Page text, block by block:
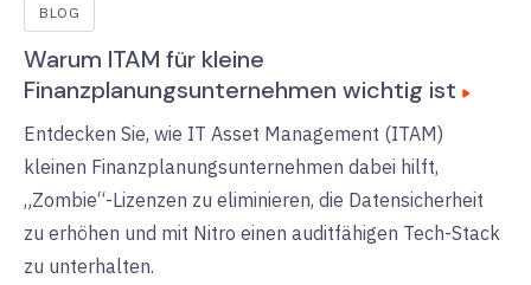
BLOG
Warum ITAM für kleine
Finanzplanungsunternehmen wichtig ist
Entdecken Sie, wie IT Asset Management (ITAM)
kleinen Finanzplanungsunternehmen dabei hilft,
„Zombie“-Lizenzen zu eliminieren, die Datensicherheit
zu erhöhen und mit Nitro einen auditfähigen Tech-Stack
zu unterhalten.